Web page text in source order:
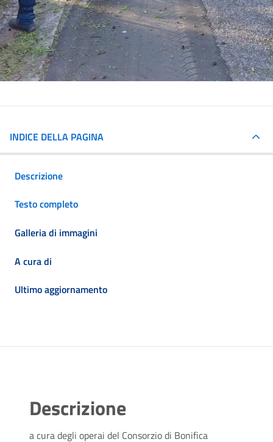
INDICE DELLA PAGINA
Descrizione
Testo completo
Galleria di immagini
A cura di
Ultimo aggiornamento
Descrizione
a cura degli operai del Consorzio di Bonifica